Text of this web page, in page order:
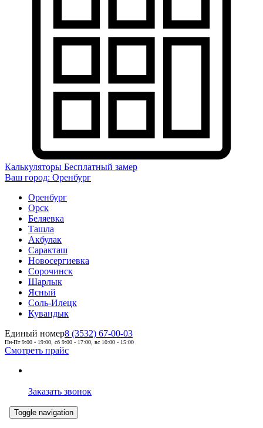
Калькуляторы Бесплатный замер
Ваш город: Оренбург
Оренбург
Орск
Беляевка
Ташла
Акбулак
Саракташ
Новосергиевка
Сорочинск
Шарлык
Ясный
Соль-Илецк
Кувандык
Единый номер8 (3532) 67-00-03
Пн-Пт 9:00 - 19:00, сб 9:00 - 17:00, вс 10:00 - 15:00
Смотреть прайс
Заказать звонок
Toggle navigation